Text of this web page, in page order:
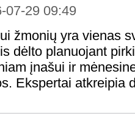
07-29 09:49
žmonių yra vienas
dėlto planuojant
įnašui ir
Ekspertai atkreipia